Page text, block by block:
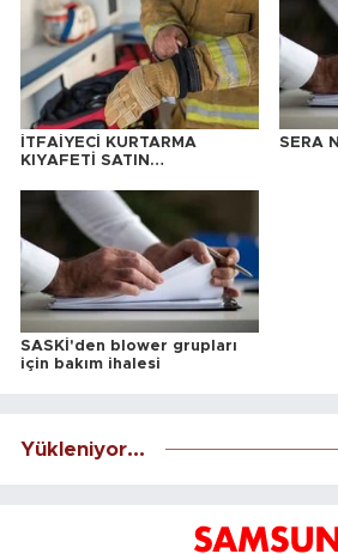
İTFAİYECİ KURTARMA
KIYAFETİ SATIN
SERA
SASKİ'den blower grupları
için bakım ihalesi
Yükleniyor...